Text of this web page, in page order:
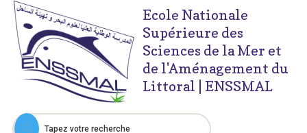
Ecole Nationale
Supérieure des
Sciences de la Mer et
de l'Aménagement du
Littoral | ENSSMAL